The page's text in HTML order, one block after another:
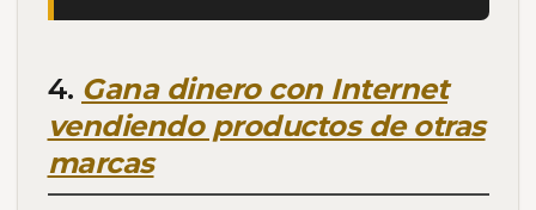
4. Gana dinero con Internet
vendiendo productos de otras
marcas